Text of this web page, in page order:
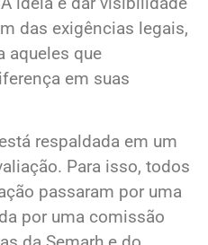
das exigências legais,
aqueles que
em suas
respaldada em um
Para isso, todos
passaram por uma
por uma comissão